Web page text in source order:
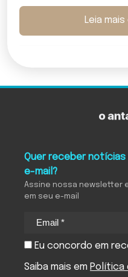
Leia
Quer receber
e-mail?
Assine nossa newsletter
em seu e-mail
Eu concordo em
Saiba mais em Política